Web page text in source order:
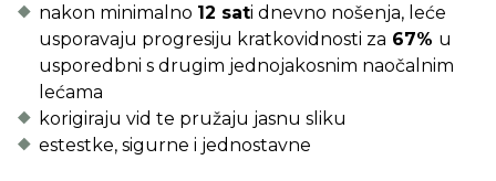
nakon minimalno 12 sati dnevno nošenja, leće
usporavaju progresiju kratkovidnosti za 67% u
usporedbni s drugim jednojakosnim naočalnim
lećama
korigiraju vid te pružaju jasnu sliku
estestke, sigurne i jednostavne